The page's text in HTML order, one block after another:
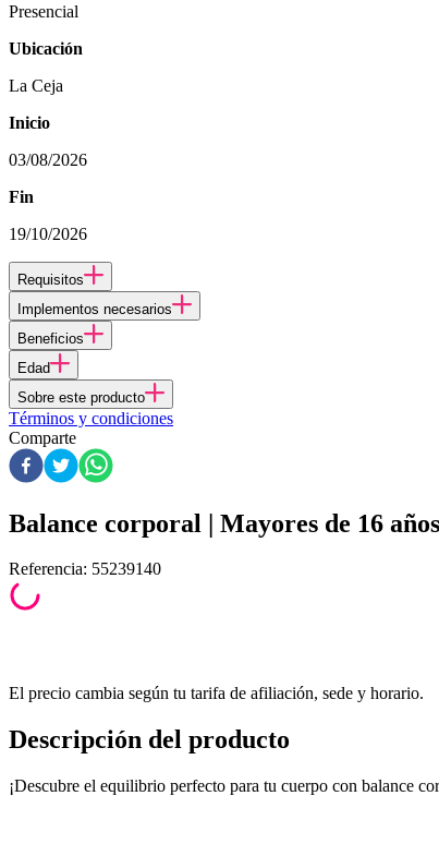
Presencial
Ubicación
La Ceja
Inicio
03/08/2026
Fin
19/10/2026
Requisitos
Implementos necesarios
Beneficios
Edad
Sobre este producto
Términos y condiciones
Comparte
Balance corporal | Mayores de 16 años
Referencia: 55239140
El precio cambia según tu tarifa de afiliación, sede y horario.
Descripción del producto
¡Descubre el equilibrio perfecto para tu cuerpo con balance